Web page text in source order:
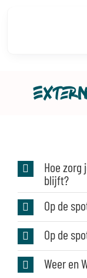
Hoe
blijft?
Op de
Op de
Weer en